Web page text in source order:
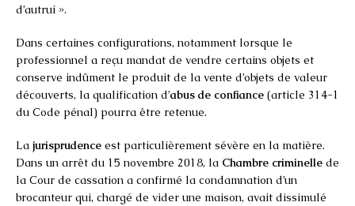
d’autrui ».
Dans certaines configurations, notamment lorsque le
professionnel a reçu mandat de vendre certains objets et
conserve indûment le produit de la vente d’objets de valeur
découverts, la qualification d’abus de confiance (article 314-1
du Code pénal) pourra être retenue.
La jurisprudence est particulièrement sévère en la matière.
Dans un arrêt du 15 novembre 2018, la Chambre criminelle de
la Cour de cassation a confirmé la condamnation d’un
brocanteur qui, chargé de vider une maison, avait dissimulé